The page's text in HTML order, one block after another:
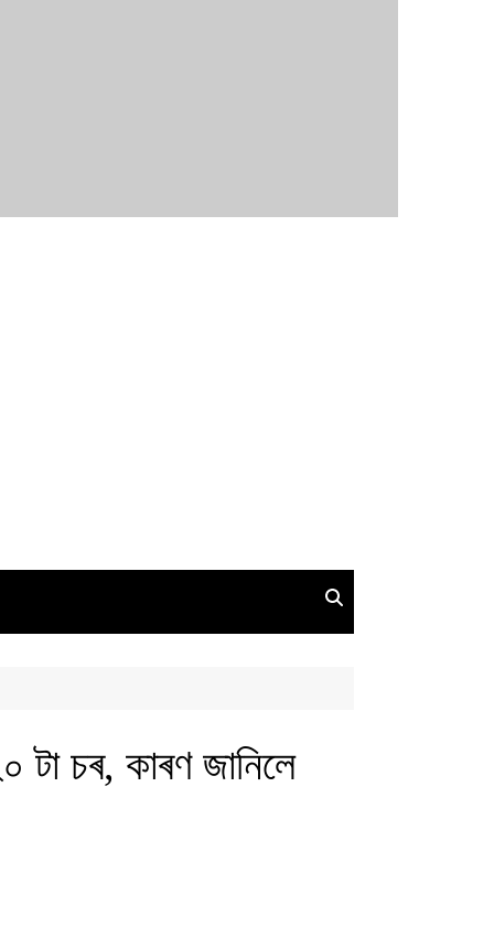
টা চৰ, কাৰণ জানিলে